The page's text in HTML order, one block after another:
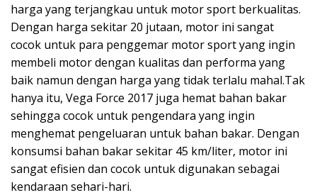
harga yang terjangkau untuk motor sport berkualitas.
Dengan harga sekitar 20 jutaan, motor ini sangat
cocok untuk para penggemar motor sport yang ingin
membeli motor dengan kualitas dan performa yang
baik namun dengan harga yang tidak terlalu mahal.Tak
hanya itu, Vega Force 2017 juga hemat bahan bakar
sehingga cocok untuk pengendara yang ingin
menghemat pengeluaran untuk bahan bakar. Dengan
konsumsi bahan bakar sekitar 45 km/liter, motor ini
sangat efisien dan cocok untuk digunakan sebagai
kendaraan sehari-hari.